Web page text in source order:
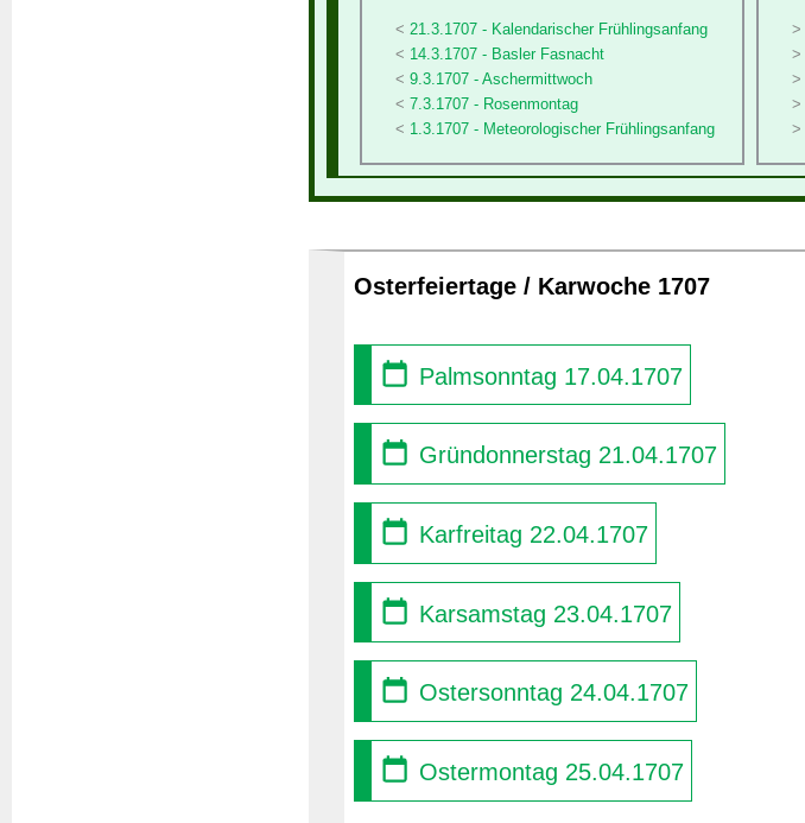
21.3.1707 - Kalendarischer Frühlingsanfang
14.3.1707 - Basler Fasnacht
9.3.1707 - Aschermittwoch
7.3.1707 - Rosenmontag
1.3.1707 - Meteorologischer Frühlingsanfang
Osterfeiertage / Karwoche 1707
Palmsonntag 17.04.1707
Gründonnerstag 21.04.1707
Karfreitag 22.04.1707
Karsamstag 23.04.1707
Ostersonntag 24.04.1707
Ostermontag 25.04.1707